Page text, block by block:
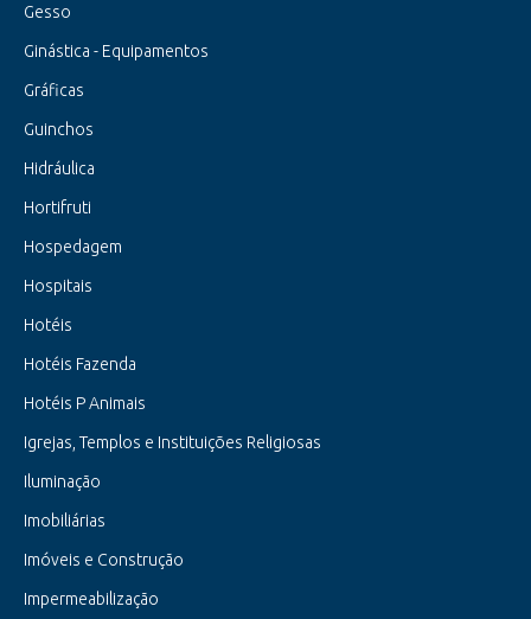
Gesso
Ginástica - Equipamentos
Gráficas
Guinchos
Hidráulica
Hortifruti
Hospedagem
Hospitais
Hotéis
Hotéis Fazenda
Hotéis P Animais
Igrejas, Templos e Instituições Religiosas
Iluminação
Imobiliárias
Imóveis e Construção
Impermeabilização